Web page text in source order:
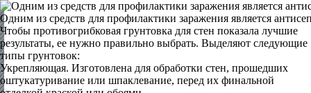
Одним из средств для профилактики заражения является
Чтобы противогрибковая грунтовка для стен показала лучшие
результаты, ее нужно правильно выбрать. Выделяют следующие
типы грунтовок:
Укрепляющая. Изготовлена для обработки стен, прошедших
оштукатуривание или шпаклевание, перед их финальной